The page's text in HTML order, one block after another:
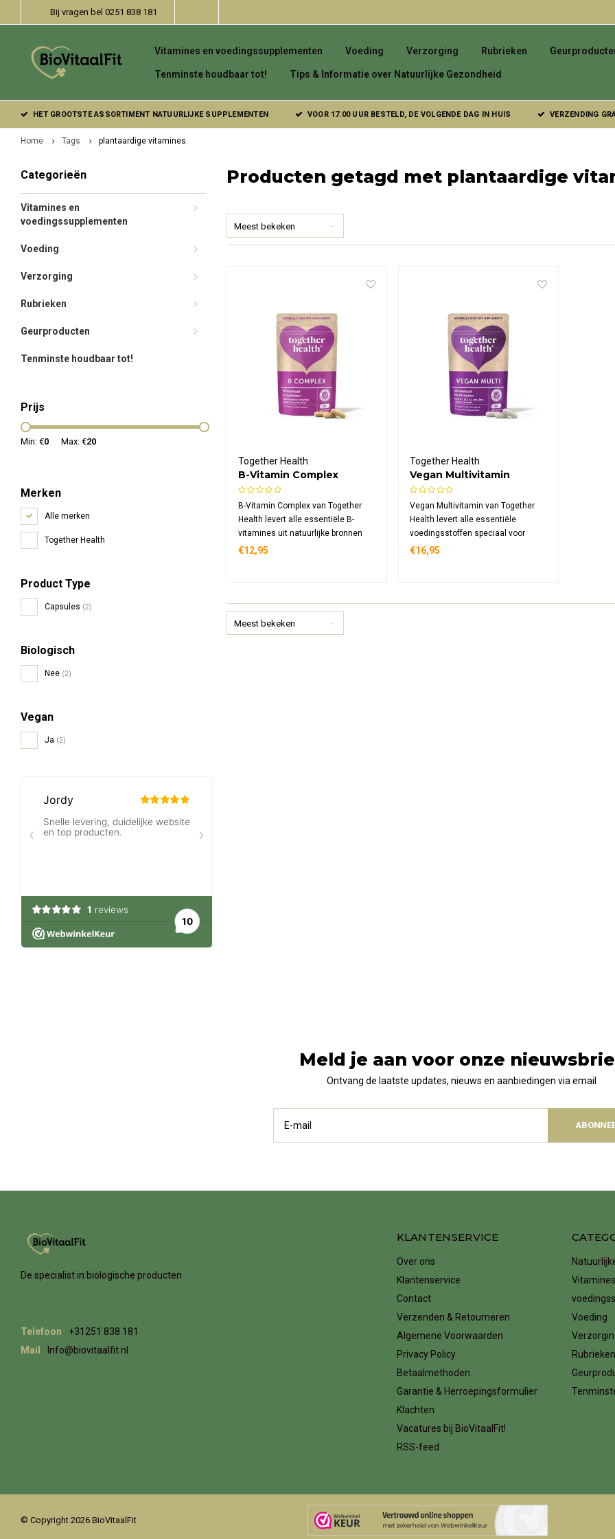
Bij vragen bel 0251 838 181
Vitamines en voedingssupplementen Voeding Verzorging Rubrieken
Tenminste houdbaar tot! Tips & Informatie over Natuurlijke Gezondheid
HET GROOTSTE ASSORTIMENT NATUURLIJKE SUPPLEMENTEN VOOR 17.00 UUR BESTELD, DE VOLGENDE DAG IN HUIS VERZENDING
Home Tags plantaardige vitamines.
Categorieën
Vitamines en
voedingssupplementen
Voeding
Verzorging
Rubrieken
Geurproducten
Tenminste houdbaar tot!
Prijs
Min: €0 Max: €20
Merken
Alle merken
Together Health
Product Type
Capsules (2)
Biologisch
Nee (2)
Vegan
Ja (2)
Producten getagd met plantaardige
Meest bekeken
Together Health
B-Vitamin Complex
B-Vitamin Complex van Together
Health levert alle essentiële B-
vitamines uit natuurlijke bronnen
zoals voedingsgist en citrus. Dit
vermindering van vermoeidheid.
€12,95
Together Health
Vegan Multivitamin
Vegan Multivitamin van Together
Health levert alle essentiële
voedingsstoffen speciaal voor
vegetariërs en veganisten uit
tekorten voorkomen.
€16,95
Meest bekeken
Meld je aan voor onze
Ontvang de laatste updates, nieuws en aanbiedingen via email
De specialist in biologische producten
Telefoon
+31251 838 181
Mail
Info@biovitaalfit.nl
KLANTENSERVICE
Over ons
Klantenservice
Contact
Verzenden & Retourneren
Algemene Voorwaarden
Privacy Policy
Betaalmethoden
Garantie & Herroepingsformulier
Klachten
Vacatures bij BioVitaalFit!
RSS-feed
Voeding
Rubrieken
© Copyright 2026 BioVitaalFit